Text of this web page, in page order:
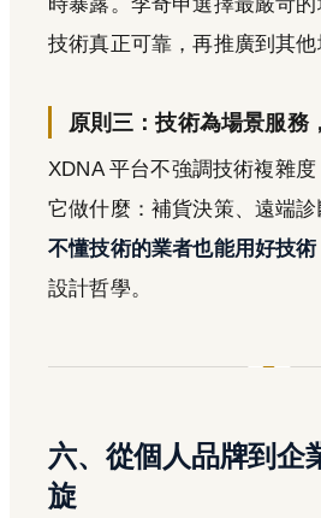
技術真正可靠，再推廣到其他
原則三：技術為場景服務
XDNA 平台不強調技術複雜
它做什麼：補貨決策、遠端
不懂技術的業者也能用好技術
設計哲學。
六、從個人品牌到企
旋